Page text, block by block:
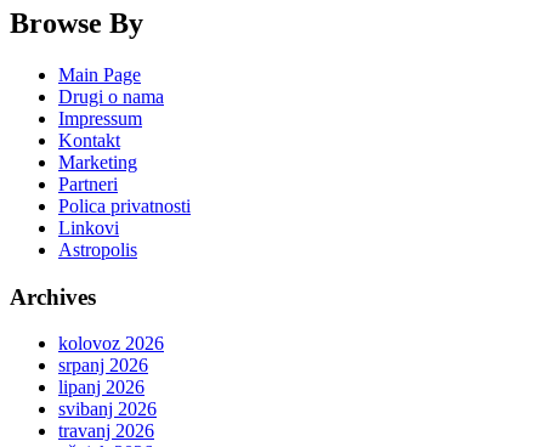
Browse By
Main Page
Drugi o nama
Impressum
Kontakt
Marketing
Partneri
Polica privatnosti
Linkovi
Astropolis
Archives
kolovoz 2026
srpanj 2026
lipanj 2026
svibanj 2026
travanj 2026